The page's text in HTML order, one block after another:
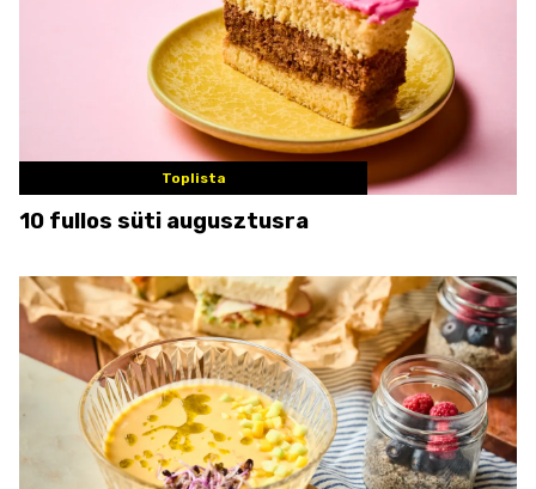
Toplista
10 fullos süti augusztusra